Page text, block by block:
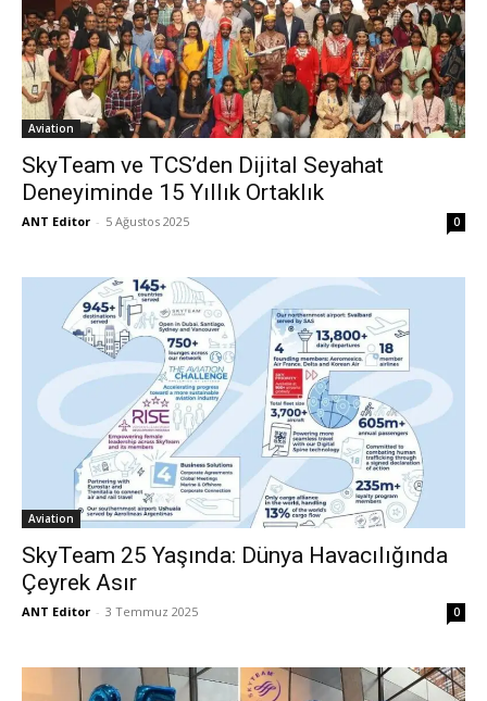
Aviation
SkyTeam ve TCS’den Dijital Seyahat
Deneyiminde 15 Yıllık Ortaklık
ANT Editor - 5 Ağustos 2025 0
Aviation
SkyTeam 25 Yaşında: Dünya Havacılığında
Çeyrek Asır
ANT Editor - 3 Temmuz 2025 0